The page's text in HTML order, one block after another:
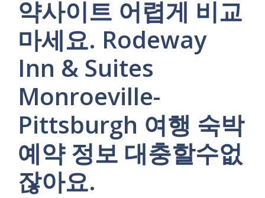
약사이트 어렵게 비교
마세요. Rodeway
Inn & Suites
Monroeville-
Pittsburgh 여행 숙박
예약 정보 대충할수없
잖아요.